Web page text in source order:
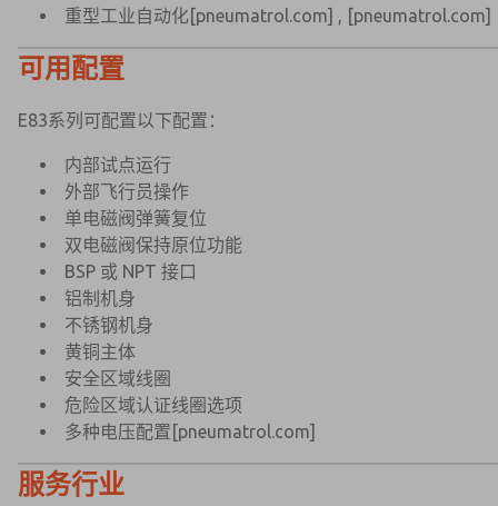
重型工业自动化[pneumatrol.com] , [pneumatrol.com]
可用配置
E83系列可配置以下配置：
内部试点运行
外部飞行员操作
单电磁阀弹簧复位
双电磁阀保持原位功能
BSP 或 NPT 接口
铝制机身
不锈钢机身
黄铜主体
安全区域线圈
危险区域认证线圈选项
多种电压配置 [pneumatrol.com]
服务行业